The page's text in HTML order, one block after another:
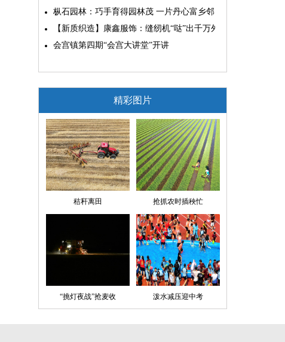
枞石园林：巧手育得园林茂 一片丹心富乡邻
【新质织造】康鑫服饰：缝纫机“哒”出千万外贸大生意
会宫镇第四期“会宫大讲堂”开讲
精彩图片
秸秆离田 抢抓农时插秧忙
“挑灯夜战”抢麦收 泼水减压迎中考